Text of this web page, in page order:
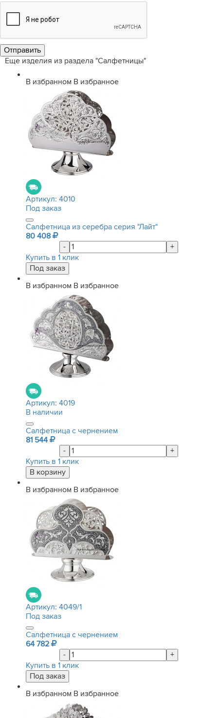
Еще изделия из раздела "Салфетницы"
В избранном В избранное
Артикул: 4010
Под заказ
Салфетница из серебра серия "Лайт"
80 408
-
+
Купить в 1 клик
В избранном В избранное
Артикул: 4019
В наличии
Салфетница с чернением
81 544
-
+
Купить в 1 клик
В избранном В избранное
Артикул: 4049/1
Под заказ
Салфетница с чернением
64 782
-
+
Купить в 1 клик
В избранном В избранное